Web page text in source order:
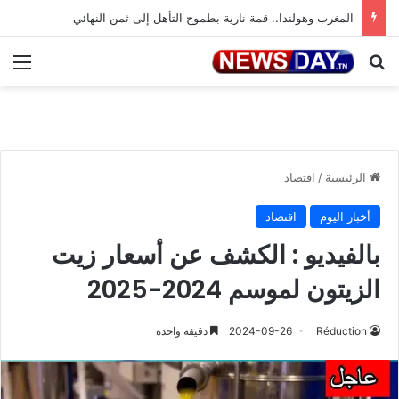
المغرب وهولندا.. قمة نارية بطموح التأهل إلى ثمن النهائي
بحث عن
الرئيسية / اقتصاد
أخبار اليوم اقتصاد
بالفيديو : الكشف عن أسعار زيت
الزيتون لموسم 2024-2025
Réduction
2024-09-26 دقيقة واحدة